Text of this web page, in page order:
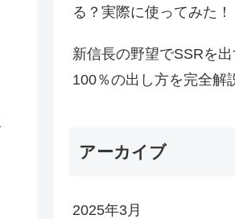
る？実際に使ってみた！
新信長の野望でSSRを
100％の出し方を完全解
アーカイブ
2025年3月